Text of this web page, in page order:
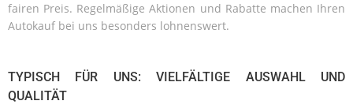
fairen Preis. Regelmäßige Aktionen und Rabatte machen Ihren
Autokauf bei uns besonders lohnenswert.
TYPISCH FÜR UNS: VIELFÄLTIGE AUSWAHL UND
QUALITÄT